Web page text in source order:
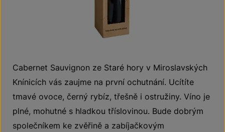
Cabernet Sauvignon ze Staré hory v Miroslavských
Knínicích vás zaujme na první ochutnání. Ucítíte
tmavé ovoce, černý rybíz, třešně i ostružiny. Víno je
plné, mohutné s hladkou tříslovinou. Bude dobrým
společníkem ke zvěřině a zabíjačkovým